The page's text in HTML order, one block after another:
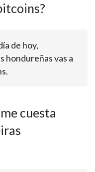
de hoy,
hondureñas vas a
cuesta